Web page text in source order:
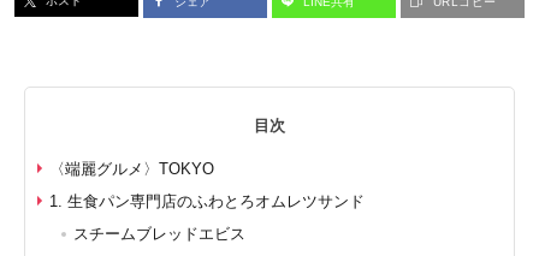
目次
〈端麗グルメ〉TOKYO
1. 生食パン専門店のふわとろオムレツサンド
スチームブレッドエビス